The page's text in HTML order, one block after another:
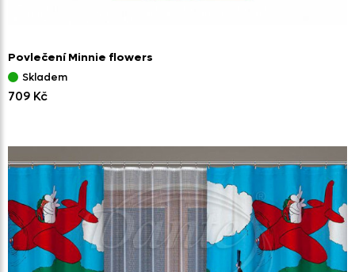
Povlečení Minnie flowers
Skladem
709 Kč